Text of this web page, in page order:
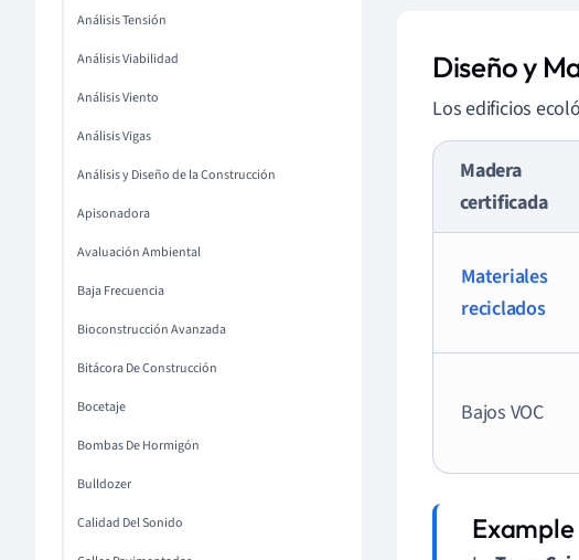
Análisis Tensión
Análisis Viabilidad
Análisis Viento
Análisis Vigas
Análisis y Diseño de la Construcción
Apisonadora
Avaluación Ambiental
Baja Frecuencia
Bioconstrucción Avanzada
Bitácora De Construcción
Bocetaje
Bombas De Hormigón
Bulldozer
Calidad Del Sonido
Diseño y
Los edificios
Madera
certificada
Materiales
reciclados
Bajos VOC